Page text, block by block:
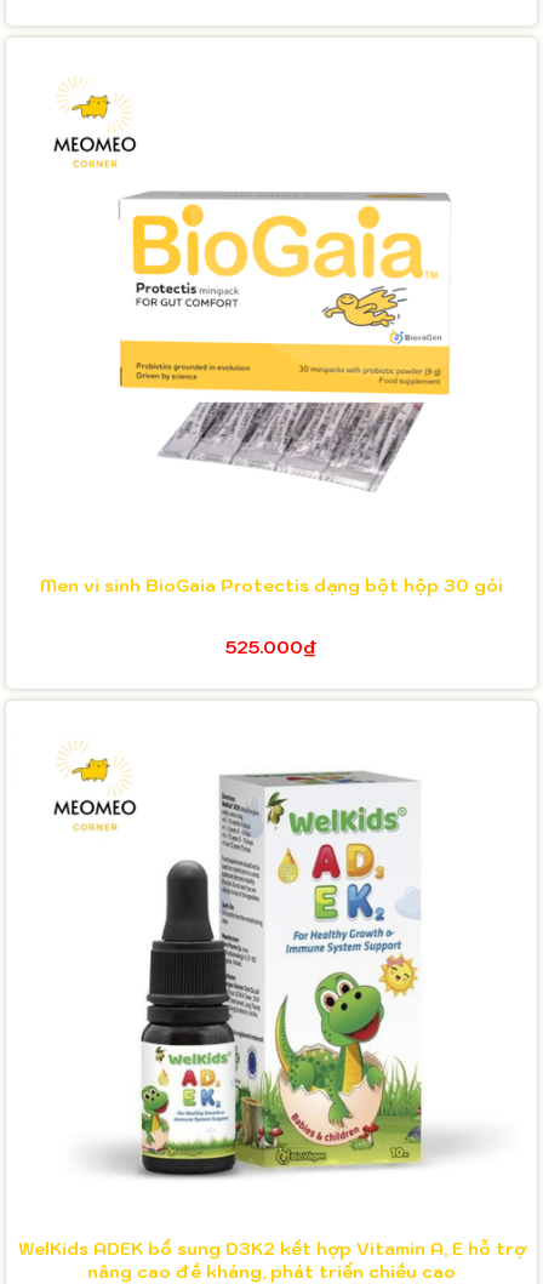
Men vi sinh BioGaia Protectis dạng bột hộp 30 gói
525.000₫
WelKids ADEK bổ sung D3K2 kết hợp Vitamin A, E hỗ trợ
nâng cao đề kháng, phát triển chiều cao